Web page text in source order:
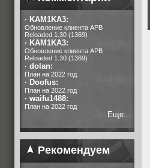
· KAM1KA3:
Обновление клиента APB
Reloaded 1.30 (1369)
· KAM1KA3:
Обновление клиента APB
Reloaded 1.30 (1369)
· dolan:
План на 2022 год
· Doofus:
План на 2022 год
· waifu1488:
План на 2022 год
Еще...
Рекомендуем